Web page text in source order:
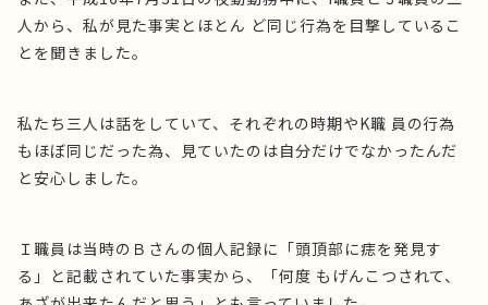
人から、私が見た事実とほとん ど同じ行為を目撃しているこ
とを聞きました。
私たち三人は話をしていて、それぞれの時期やK職 員の行為
もほぼ同じだった為、見ていたのは自分だけでなかったんだ
と安心しました。
Ｉ職員は当時のＢさんの個人記録に「頭頂部に痣を発見す
る」と記載されていた事実から、「何度 もげんこつされて、